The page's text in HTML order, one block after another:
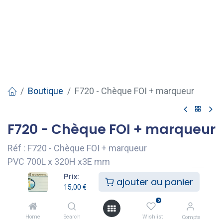
Prix:
15,00 € ajouter au panier
Home Search
0
Wishlist Compte
Boutique F720 - Chèque FOI + marqueur
F720 - Chèque FOI + marqueur
Réf : F720 - Chèque FOI + marqueur
PVC 700L x 320H x3E mm
15,00€
ajouter au panier